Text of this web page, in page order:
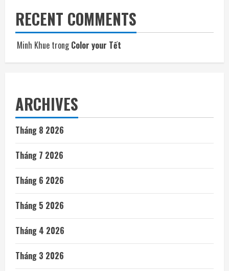
RECENT COMMENTS
Minh Khue trongColor your Tết
ARCHIVES
Tháng 8 2026
Tháng 7 2026
Tháng 6 2026
Tháng 5 2026
Tháng 4 2026
Tháng 3 2026